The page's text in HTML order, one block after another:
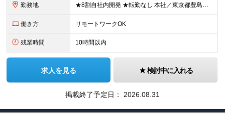
勤務地 ★8割自社内開発 ★転勤なし 本社／東京都豊島区西池袋3-30-4 K＆Hビル7F ※本社での受託開発がメインですが、SESとしてプロジェクト先（関東）にて勤務する場合もあります ※(変更の範囲)
働き方 リモートワークOK
残業時間 10時間以内
求人を見る 検討中に入れる
掲載終了予定日： 2026.08.31